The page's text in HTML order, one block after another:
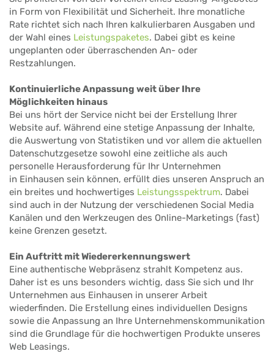
in Form von Flexibilität und Sicherheit. Ihre monatliche
Rate richtet sich nach Ihren kalkulierbaren Ausgaben und
der Wahl eines Leistungspaketes. Dabei gibt es keine
ungeplanten oder überraschenden An- oder
Restzahlungen.
Kontinuierliche Anpassung weit über Ihre
Möglichkeiten hinaus
Bei uns hört der Service nicht bei der Erstellung Ihrer
Website auf. Während eine stetige Anpassung der Inhalte,
die Auswertung von Statistiken und vor allem die aktuellen
Datenschutzgesetze sowohl eine zeitliche als auch
personelle Herausforderung für Ihr Unternehmen
in Einhausen sein können, erfüllt dies unseren Anspruch an
ein breites und hochwertiges Leistungsspektrum. Dabei
sind auch in der Nutzung der verschiedenen Social Media
Kanälen und den Werkzeugen des Online-Marketings (fast)
keine Grenzen gesetzt.
Ein Auftritt mit Wiedererkennungswert
Eine authentische Webpräsenz strahlt Kompetenz aus.
Daher ist es uns besonders wichtig, dass Sie sich und Ihr
Unternehmen aus Einhausen in unserer Arbeit
wiederfinden. Die Erstellung eines individuellen Designs
sowie die Anpassung an Ihre Unternehmenskommunikation
sind die Grundlage für die hochwertigen Produkte unseres
Web Leasings.